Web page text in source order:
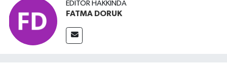
EDITÖR HAKKINDA
FATMA DORUK